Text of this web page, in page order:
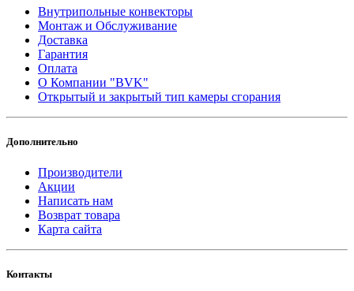
Внутрипольные конвекторы
Монтаж и Обслуживание
Доставка
Гарантия
Оплата
О Компании "BVK"
Открытый и закрытый тип камеры сгорания
Дополнительно
Производители
Акции
Написать нам
Возврат товара
Карта сайта
Контакты